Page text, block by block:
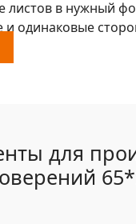
листов в нужный
одинаковые
для